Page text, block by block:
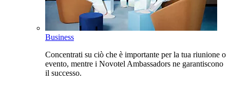
Business
Concentrati su ciò che è importante per la tua riunione o
evento, mentre i Novotel Ambassadors ne garantiscono
il successo.